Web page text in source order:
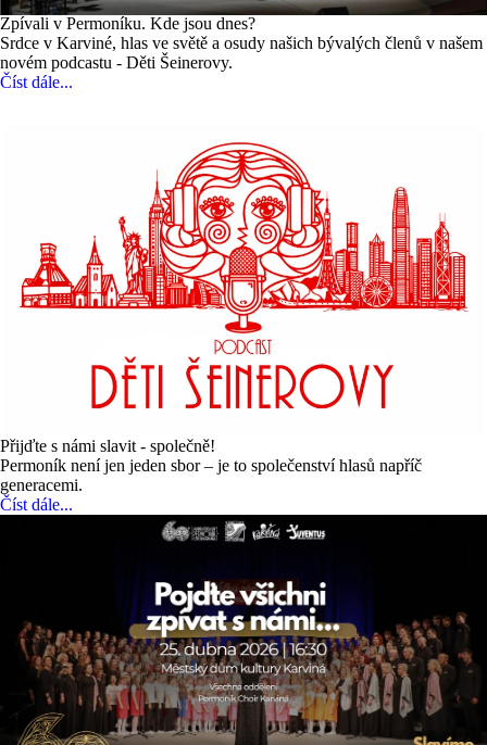
Zpívali v Permoníku. Kde jsou dnes?
Srdce v Karviné, hlas ve světě a osudy našich bývalých členů v našem
novém podcastu - Děti Šeinerovy.
Číst dále...
Přijďte s námi slavit - společně!
Permoník není jen jeden sbor – je to společenství hlasů napříč
generacemi.
Číst dále...